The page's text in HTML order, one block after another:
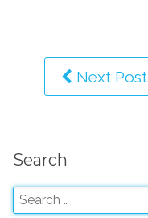
Next Post
Search